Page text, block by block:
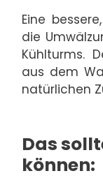
Eine
die
Kühlturms.
aus dem
natürlichen
Das
können: